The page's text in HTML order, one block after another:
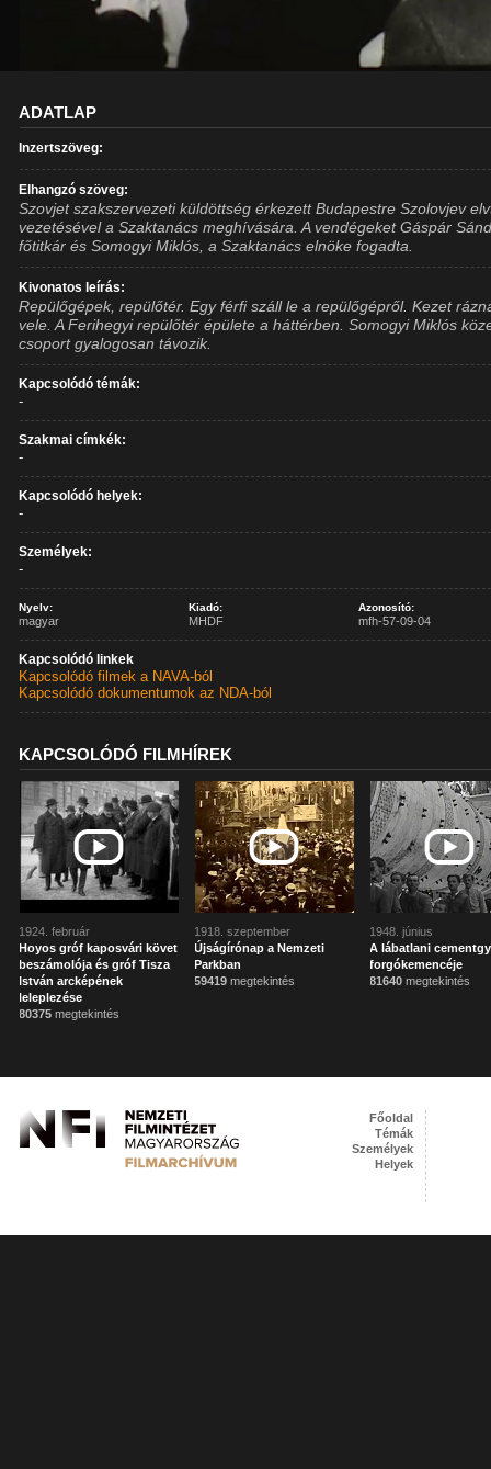
ADATLAP
Inzertszöveg:
Elhangzó szöveg:
Szovjet szakszervezeti küldöttség érkezett Budapestre Szolovjev
vezetésével a Szaktanács meghívására. A vendégeket Gáspár
főtitkár és Somogyi Miklós, a Szaktanács elnöke fogadta.
Kivonatos leírás:
Repülőgépek, repülőtér. Egy férfi száll le a repülőgépről. Kezet
vele. A Ferihegyi repülőtér épülete a háttérben. Somogyi Miklós
csoport gyalogosan távozik.
Kapcsolódó témák:
-
Szakmai címkék:
-
Kapcsolódó helyek:
-
Személyek:
-
Nyelv:
magyar
Kiadó:
MHDF
Azonosító:
mfh-57-09-04
Kapcsolódó linkek
Kapcsolódó filmek a NAVA-ból
Kapcsolódó dokumentumok az NDA-ból
KAPCSOLÓDÓ FILMHÍREK
1924. február
Hoyos gróf kaposvári követ
beszámolója és gróf Tisza
István arcképének
leleplezése
80375 megtekintés
1918. szeptember
Újságírónap a Nemzeti
Parkban
59419 megtekintés
1948. június
A lábatlani
forgókemencéje
81640 megtekintés
Főoldal
Témák
Személyek
Helyek